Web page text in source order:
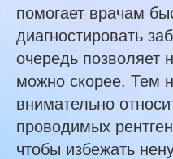
помогает врачам
диагностировать
очередь позволяет
можно скорее. Тем
внимательно
проводимых
чтобы избежать